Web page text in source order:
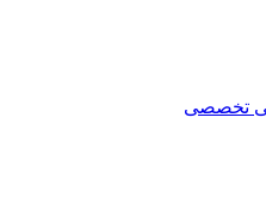
تخصصی